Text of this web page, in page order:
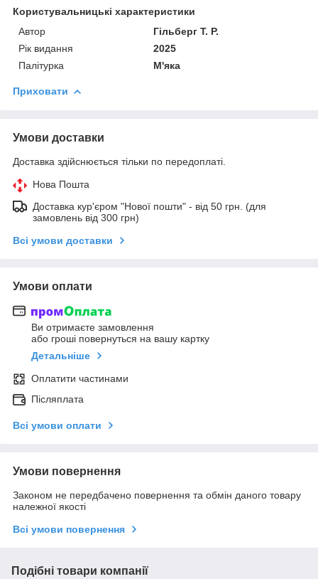
Користувальницькі характеристики
Автор
Гільберг Т. Р.
Рік видання
2025
Палітурка
М'яка
Приховати
Умови доставки
Доставка здійснюється тільки по передоплаті.
Нова Пошта
Доставка кур'єром "Нової пошти" - від 50 грн. (для
замовлень від 300 грн)
Всі умови доставки
Умови оплати
Ви отримаєте замовлення
або гроші повернуться на вашу картку
Детальніше
Оплатити частинами
Післяплата
Всі умови оплати
Умови повернення
Законом не передбачено повернення та обмін даного товару
належної якості
Всі умови повернення
Подібні товари компанії